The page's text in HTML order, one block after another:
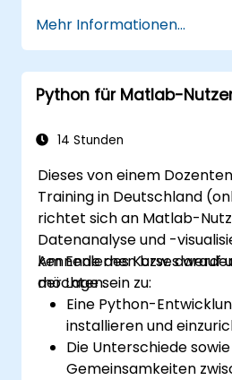
Mehr Informationen...
Python für Matlab-
14 Stunden
Dieses von einem
Training in Deutschland
richtet sich an Matlab-
Datenanalyse und -
kennenlernen bzw. darauf
möchten.
Am Ende des Kurses
der Lage sein zu:
Eine Python-
installieren und
Die Unterschiede sowie
Gemeinsamkeiten